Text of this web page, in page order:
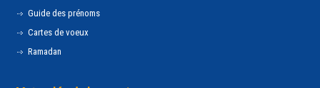
Guide des prénoms
Cartes de voeux
Ramadan